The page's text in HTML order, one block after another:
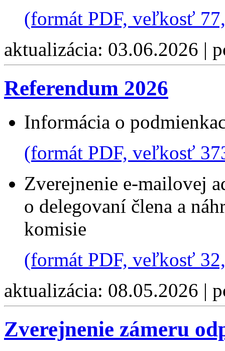
(formát PDF, veľkosť
aktualizácia: 03.06.2026 |
Referendum 2026
Informácia o
(formát PDF, veľkosť
Zverejnenie e-mailovej
o delegovaní člena a
komisie
(formát PDF, veľkosť
aktualizácia: 08.05.2026 |
Zverejnenie zámeru